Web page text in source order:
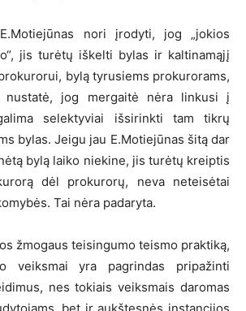
nori įrodyti, jog „jokios
jis turėtų iškelti bylas ir kaltinamąjį
bylą tyrusiems prokurorams,
nustatė, jog mergaitė nėra linkusi į
selektyviai išsirinkti tam tikrų
bylas. Jeigu jau E.Motiejūnas šitą dar
bylą laiko niekine, jis turėtų kreiptis
dėl prokurorų, neva neteisėtai
Tai nėra padaryta.
žmogaus teisingumo teismo praktiką,
veiksmai yra pagrindas pripažinti
nes tokiais veiksmais daromas
bet ir aukštesnės instancijos